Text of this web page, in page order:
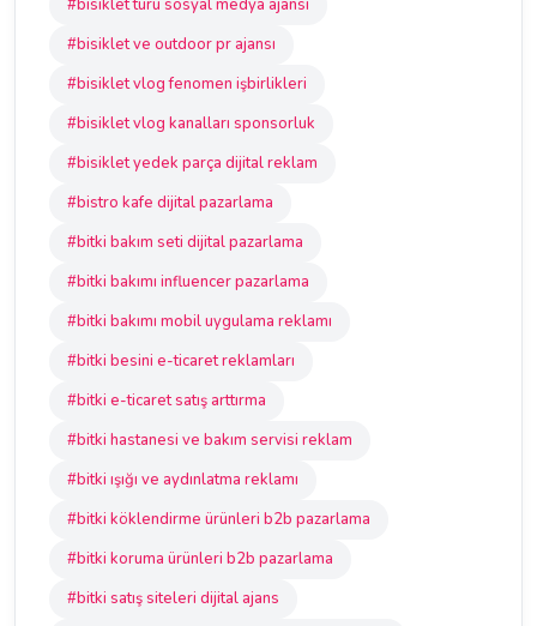
#bisiklet turu sosyal medya ajansı
#bisiklet ve outdoor pr ajansı
#bisiklet vlog fenomen işbirlikleri
#bisiklet vlog kanalları sponsorluk
#bisiklet yedek parça dijital reklam
#bistro kafe dijital pazarlama
#bitki bakım seti dijital pazarlama
#bitki bakımı influencer pazarlama
#bitki bakımı mobil uygulama reklamı
#bitki besini e-ticaret reklamları
#bitki e-ticaret satış arttırma
#bitki hastanesi ve bakım servisi reklam
#bitki ışığı ve aydınlatma reklamı
#bitki köklendirme ürünleri b2b pazarlama
#bitki koruma ürünleri b2b pazarlama
#bitki satış siteleri dijital ajans